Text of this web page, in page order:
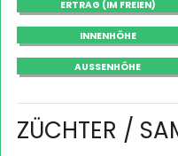
ERTRAG (IM FREIEN)
INNENHÖHE
AUSSENHÖHE
ZÜCHTER /